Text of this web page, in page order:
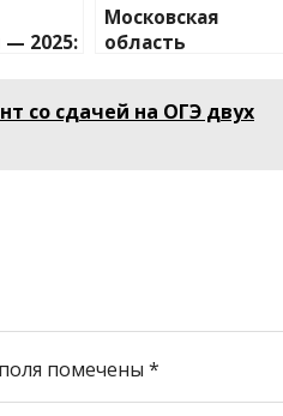
2025:
Московская
область
инвалидов
со сдачей на ОГЭ двух
помечены *